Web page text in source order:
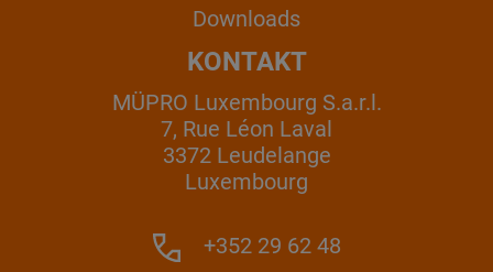
Downloads
KONTAKT
MÜPRO Luxembourg S.a.r.l.
7, Rue Léon Laval
3372 Leudelange
Luxembourg
+352 29 62 48